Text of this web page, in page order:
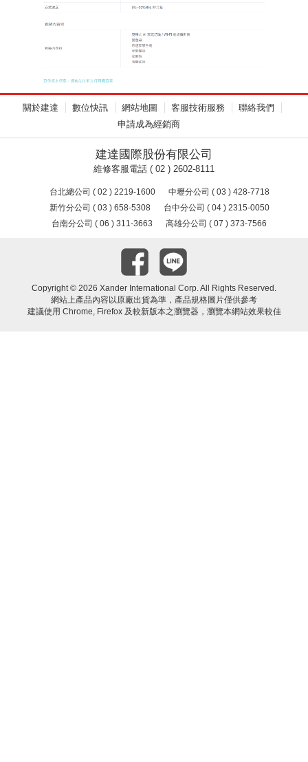
關於建達 數位快訊 網站地圖 客服技術服務
聯絡我們
申請成為經銷商
建達國際股份有限公司
維修客服電話 ( 02 ) 2602-8111
台北總公司 ( 02 ) 2219-1600
中壢分公司 ( 03 ) 428-7718
新竹分公司 ( 03 ) 658-5308
台中分公司 ( 04 ) 2315-0050
台南分公司 ( 06 ) 311-3663
高雄分公司 ( 07 ) 373-7566
Copyright © 2026 Xander International Corp. All Rights Reserved.
網站上產品內容以原廠出貨為準，產品規格圖片僅供參考
建議使用 Chrome, Firefox 及較新版本之瀏覽器，瀏覽本網站效果較佳